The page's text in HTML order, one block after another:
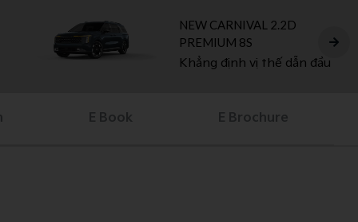
NEW CARNIVAL 2.2D
PREMIUM 8S​
Khẳng định vị thế dẫn đầu
E Book E Brochure